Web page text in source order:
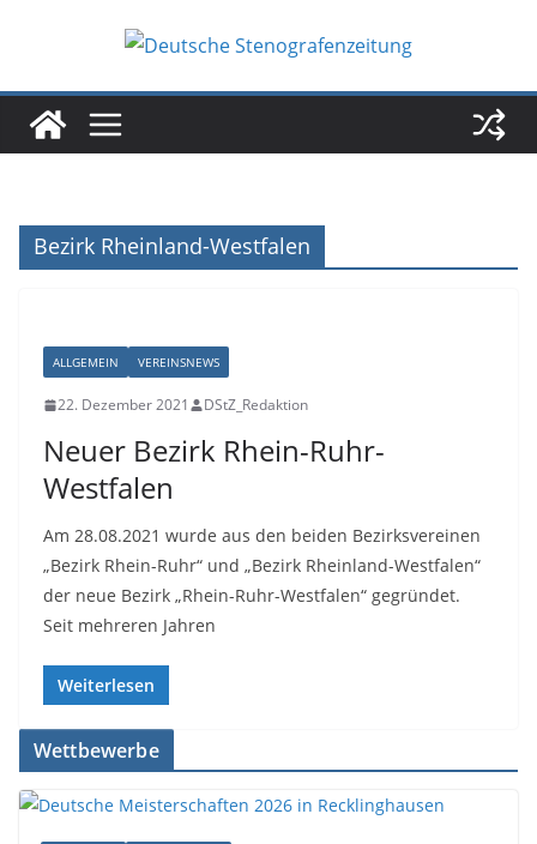
Bezirk Rheinland-Westfalen
ALLGEMEIN VEREINSNEWS
22. Dezember 2021 DStZ_Redaktion
Neuer Bezirk Rhein-Ruhr-
Westfalen
Am 28.08.2021 wurde aus den beiden Bezirksvereinen
„Bezirk Rhein-Ruhr“ und „Bezirk Rheinland-Westfalen“
der neue Bezirk „Rhein-Ruhr-Westfalen“ gegründet.
Seit mehreren Jahren
Weiterlesen
Wettbewerbe